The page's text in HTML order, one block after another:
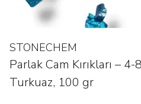
STONECHEM
Parlak Cam Kırıkları –
Turkuaz, 100 gr